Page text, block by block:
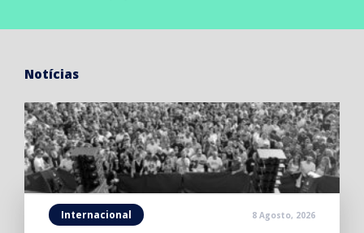
Notícias
Internacional 8 Agosto, 2026